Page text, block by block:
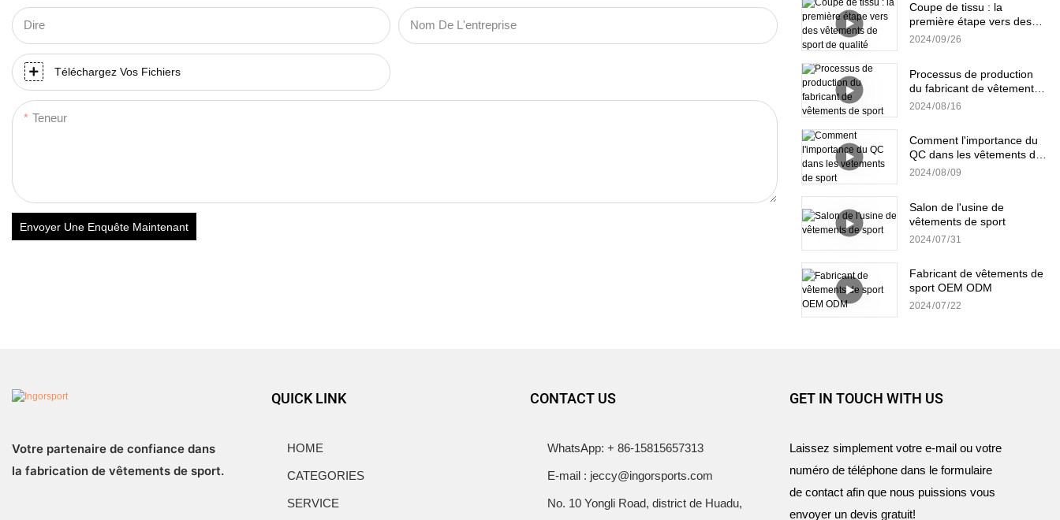
Dire Nom De L'entreprise
Téléchargez Vos Fichiers
Teneur
Envoyer Une Enquête Maintenant
Coupe de tissu : la
première étape vers des
vêtements de sport de
2024 09 26
Processus de production
du fabricant de vêtements
de sport
2024 08 16
Comment l'importance du
QC dans les vêtements de
sport
2024 08 09
Salon de l'usine de
vêtements de sport
2024 07 31
Fabricant de vêtements de
sport OEM ODM
2024 07 22
Votre partenaire de confiance dans
la fabrication de vêtements de sport.
QUICK LINK
HOME
CATEGORIES
SERVICE
CONTACT US
WhatsApp: + 86-15815657313
E-mail : jeccy@ingorsports.com
No. 10 Yongli Road, district de Huadu,
GET IN TOUCH WITH US
Laissez simplement votre e-mail ou votre
numéro de téléphone dans le formulaire
de contact afin que nous puissions vous
envoyer un devis gratuit!